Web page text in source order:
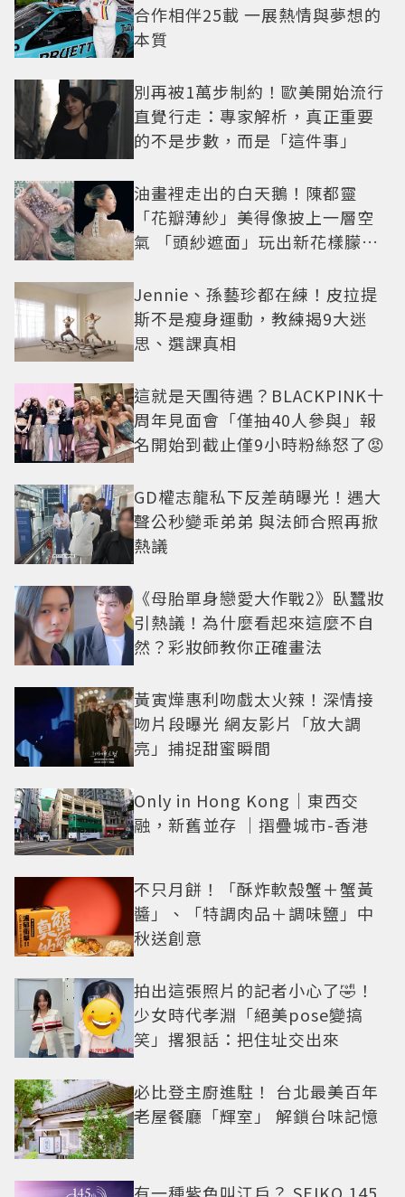
合作相伴25載 一展熱情與夢想的
本質
別再被1萬步制約！歐美開始流行
直覺行走：專家解析，真正重要
的不是步數，而是「這件事」
油畫裡走出的白天鵝！陳都靈
「花瓣薄紗」美得像披上一層空
氣 「頭紗遮面」玩出新花樣朦朧
Jennie、孫藝珍都在練！皮拉提
斯不是瘦身運動，教練揭9大迷
思、選課真相
這就是天團待遇？BLACKPINK十
周年見面會「僅抽40人參與」報
名開始到截止僅9小時粉絲怒了😡
GD權志龍私下反差萌曝光！遇大
聲公秒變乖弟弟 與法師合照再掀
熱議
《母胎單身戀愛大作戰2》臥蠶妝
引熱議！為什麼看起來這麼不自
然？彩妝師教你正確畫法
黃寅燁惠利吻戲太火辣！深情接
吻片段曝光 網友影片「放大調
亮」捕捉甜蜜瞬間
Only in Hong Kong｜東西交
融，新舊並存 ｜摺疊城市-香港
不只月餅！「酥炸軟殼蟹＋蟹黃
醬」、「特調肉品＋調味鹽」中
秋送創意
拍出這張照片的記者小心了🤣！
少女時代孝淵「絕美pose變搞
笑」撂狠話：把住址交出來
必比登主廚進駐！ 台北最美百年
老屋餐廳「輝室」 解鎖台味記憶